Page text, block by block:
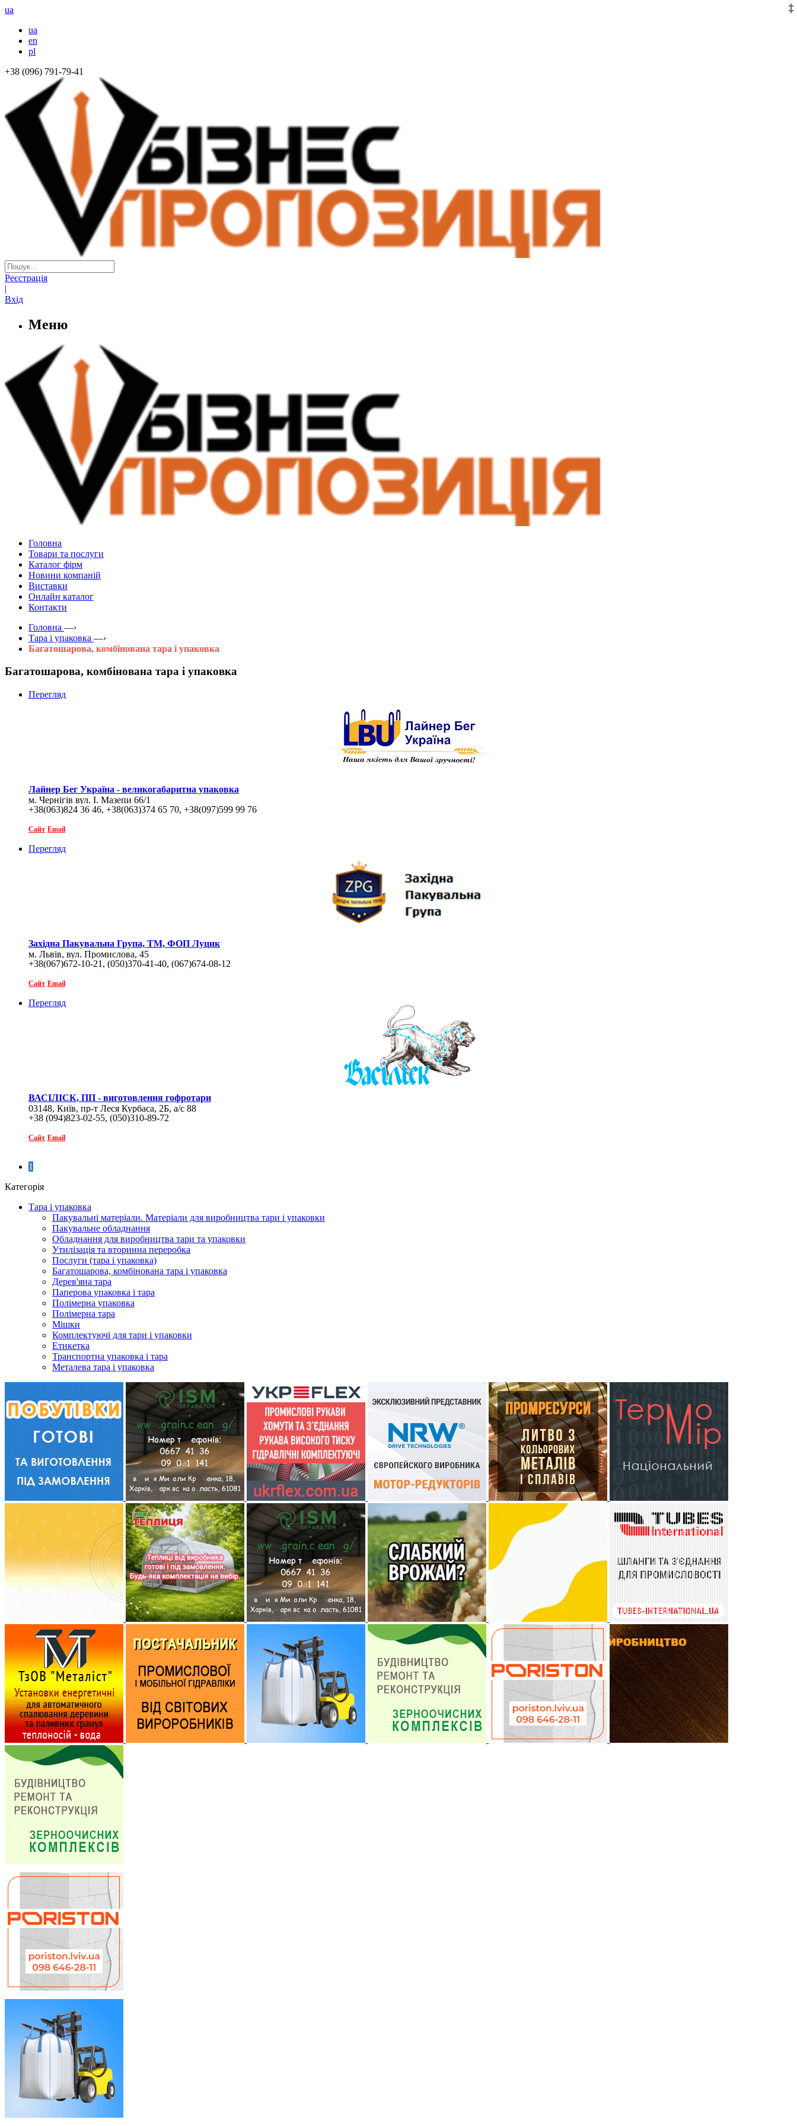
ua
ua
en
pl
+38 (096) 791-79-41
Реєстрація
|
Вхід
Меню
Головна
Товари та послуги
Каталог фірм
Новини компаній
Виставки
Онлайн каталог
Контакти
Головна —›
Тара і упаковка —›
Багатошарова, комбінована тара і упаковка
Багатошарова, комбінована тара і упаковка
Перегляд
Лайнер Бег Україна - великогабаритна упаковка
м. Чернігів вул. І. Мазепи 66/1
+38(063)824 36 46, +38(063)374 65 70, +38(097)599 99 76
Сайт Email
Перегляд
Західна Пакувальна Група, ТМ, ФОП Луцик
м. Львів, вул. Промислова, 45
+38(067)672-10-21, (050)370-41-40, (067)674-08-12
Сайт Email
Перегляд
ВАСІЛІСК, ПП - виготовлення гофротари
03148, Київ, пр-т Леся Курбаса, 2Б, а/с 88
+38 (094)823-02-55, (050)310-89-72
Сайт Email
1
Категорія
Тара і упаковка
Пакувальні матеріали. Матеріали для виробництва тари і упаковки
Пакувальне обладнання
Обладнання для виробництва тари та упаковки
Утилізація та вторинна переробка
Послуги (тара і упаковка)
Багатошарова, комбінована тара і упаковка
Дерев'яна тара
Паперова упаковка і тара
Полімерна упаковка
Полімерна тара
Мішки
Комплектуючі для тари і упаковки
Етикетка
Транспортна упаковка і тара
Металева тара і упаковка